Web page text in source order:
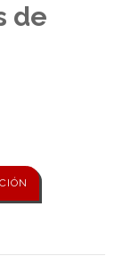
de